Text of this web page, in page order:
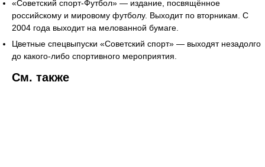
«Советский спорт-Футбол» — издание, посвящённое
российскому и мировому футболу. Выходит по вторникам. С
2004 года выходит на мелованной бумаге.
Цветные спецвыпуски «Советский спорт» — выходят незадолго
до какого-либо спортивного мероприятия.
См. также